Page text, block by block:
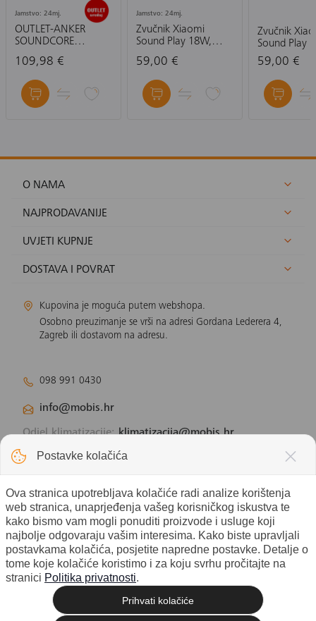
Jamstvo: 24mj.
OUTLET-ANKER
SOUNDCORE
ROZA-ZVUČNIK
109,98 €
Jamstvo: 24mj.
Zvučnik Xiaomi
Sound Play 18W,
59,00 €
Zvučnik
Sound Play
59,00 €
O NAMA
NAJPRODAVANIJE
UVJETI KUPNJE
DOSTAVA I POVRAT
Kupovina je moguća putem webshopa.
Osobno preuzimanje se vrši na adresi Gordana Lederera 4,
Zagreb ili dostavom na adresu.
098 991 0430
info@mobis.hr
Odjel klimatizacije:klimatizacija@mobis.hr
Odjel solarnih panela:
© 2026 Mobis electronic d.o.o. - Sva
Postavke kolačića
Ova stranica upotrebljava kolačiće radi analize korištenja
web stranica, unaprjeđenja vašeg korisničkog iskustva te
kako bismo vam mogli ponuditi proizvode i usluge koji
najbolje odgovaraju vašim interesima. Kako biste upravljali
postavkama kolačića, posjetite napredne postavke. Detalje o
tome koje kolačiće koristimo i za koju svrhu pročitajte na
stranici Politika privatnosti.
Prihvati kolačiće